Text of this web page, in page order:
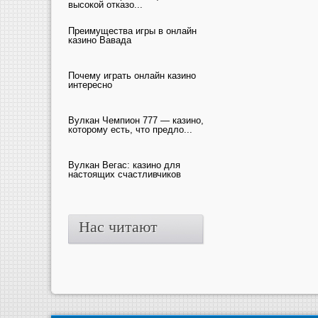
высокой отказо...
Преимущества игры в онлайн
казино Вавада
Почему играть онлайн казино
интересно
Вулкан Чемпион 777 — казино,
которому есть, что предло...
Вулкан Вегас: казино для
настоящих счастливчиков
Нас читают